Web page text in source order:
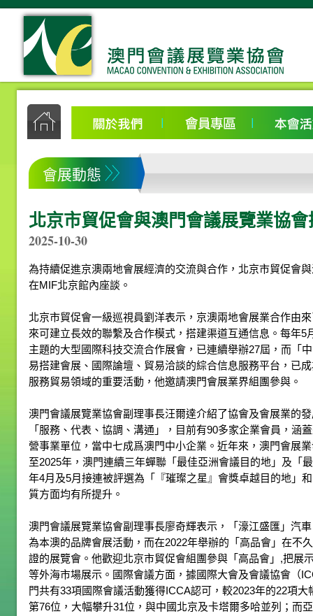
會展動態
北京市貿促會與澳門會議展覽業協
2025-10-30
為持續促進京澳兩地會展經濟的交流與合作，北京市貿促會
在MIF北京館內座談。
北京市貿促會一級巡視員劉洋表示，京澳兩地會展業合作由
來可建立長效的聯繫及合作模式，搭建渠道互通信息。每年
主題的大型國際科技交流合作展會，已連續舉辦27屆，而「
易搭建會展、國際論壇、貿易洽談的綜合信息服務平台，已
服務貿易領域的重要活動，他邀請澳門會展業界組團參與。
澳門會議展覽業協會副理事長汪爾達介紹了協會及會展業的
「服務、代表、協調、溝通」，目前有90多家企業會員，涵
營事業單位，當中七成爲澳門中小企業。近年來，澳門會展
至2025年，澳門連續三年蟬聯「最佳亞洲會議目的地」及「
年4月及5月接連被評選為「『璀璨之星』會獎卓越目的地」
質方面均有所提升。
澳門會議展覽業協會副理事長廖奇輝表示，「濠江盛匯」汽
為本澳的品牌會展活動，而在2022年舉辦的「高品會」在不
證的展覽會。他歡迎北京市貿促會組團參與「高品會」,把展
等外海市場展示。國際會議方面，據國際大會及會議協會（
門共有33項國際會議活動獲得ICCA認可，較2023年的22項
第76位，大幅攀升31位，與中國北京及卡塔爾多哈並列；而